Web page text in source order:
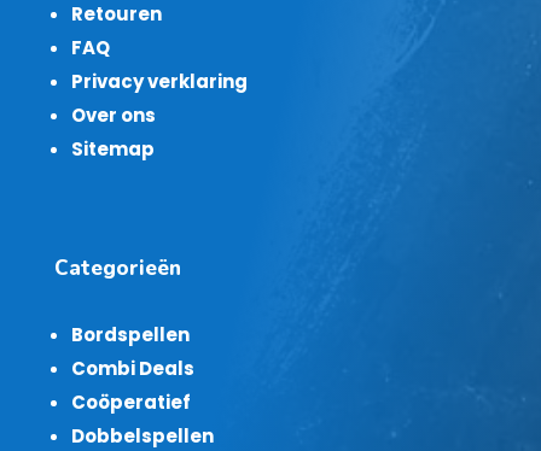
Retouren
FAQ
Privacy verklaring
Over ons
Sitemap
Categorieën
Bordspellen
Combi Deals
Coöperatief
Dobbelspellen